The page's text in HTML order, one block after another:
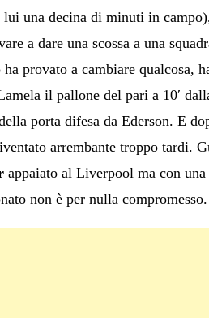
una decina di minuti in
a dare una scossa a una
provato a cambiare qualcosa,
il pallone del pari a 10′
porta difesa da Ederson. E
arrembante troppo tardi.
appaiato al Liverpool ma con
non è per nulla compromesso.